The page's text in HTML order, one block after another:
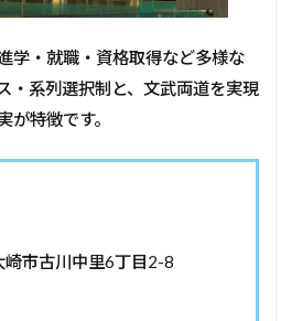
学・就職・資格取得など多様な
・系列選択制と、文武両道を実現
が特徴です。
市古川中里6丁目2-8